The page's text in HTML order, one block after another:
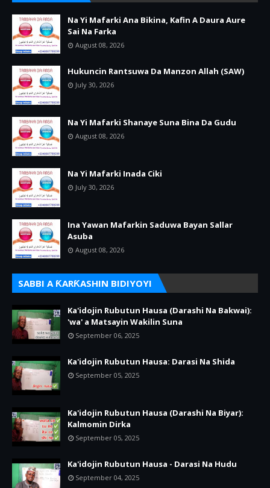
Na Yi Mafarki Ana Bikina, Kafin A Daura Aure
Sai Na Farka
August 08, 2026
Hukuncin Rantsuwa Da Manzon Allah (SAW)
July 30, 2026
Na Yi Mafarki Shanaye Suna Bina Da Gudu
August 08, 2026
Na Yi Mafarki Inada Ciki
July 30, 2026
Ina Yawan Mafarkin Saduwa Bayan Sallar
Asuba
August 08, 2026
SABBI A ƘARƘASHIN BIDIYOYI
Ka'idojin Rubutun Hausa (Darashi Na Bakwai):
'wa' a Matsayin Wakilin Suna
September 06, 2025
Ka'idojin Rubutun Hausa: Darasi Na Shida
September 05, 2025
Ka'idojin Rubutun Hausa (Darashi Na Biyar):
Kalmomin Dirka
September 05, 2025
Ka'idojin Rubutun Hausa - Darasi Na Hudu
September 04, 2025